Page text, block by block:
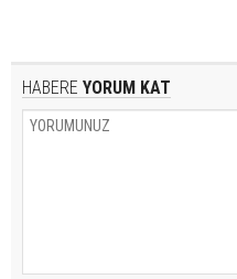
HABERE YORUM KAT